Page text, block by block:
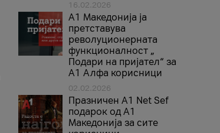
16.02.2026
А1 Македонија ја
претставува
револуционерната
функционалност „
Подари на пријател“ за
А1 Алфа корисници
02.02.2026
Празничен A1 Net Sеf
подарок од А1
Македонија за сите